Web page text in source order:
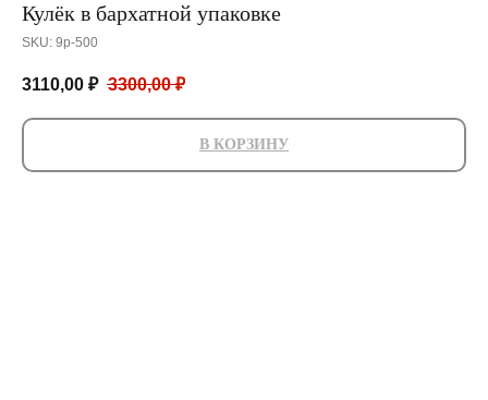
Кулёк в бархатной упаковке
SKU: 9р-500
3110,00 ₽ 3300,00 ₽
В КОРЗИНУ